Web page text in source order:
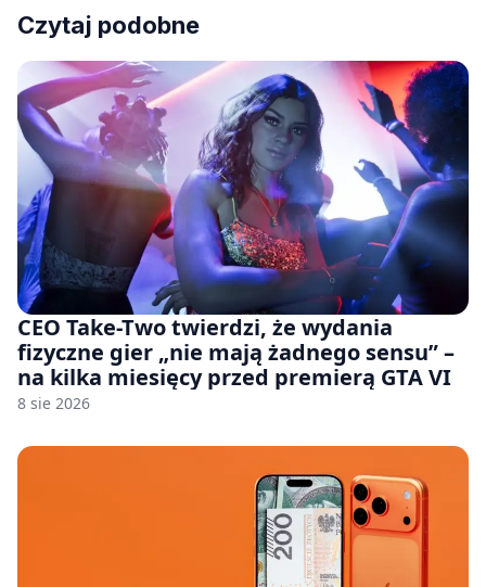
Czytaj podobne
CEO Take-Two twierdzi, że wydania
fizyczne gier „nie mają żadnego sensu” –
na kilka miesięcy przed premierą GTA VI
8 sie 2026